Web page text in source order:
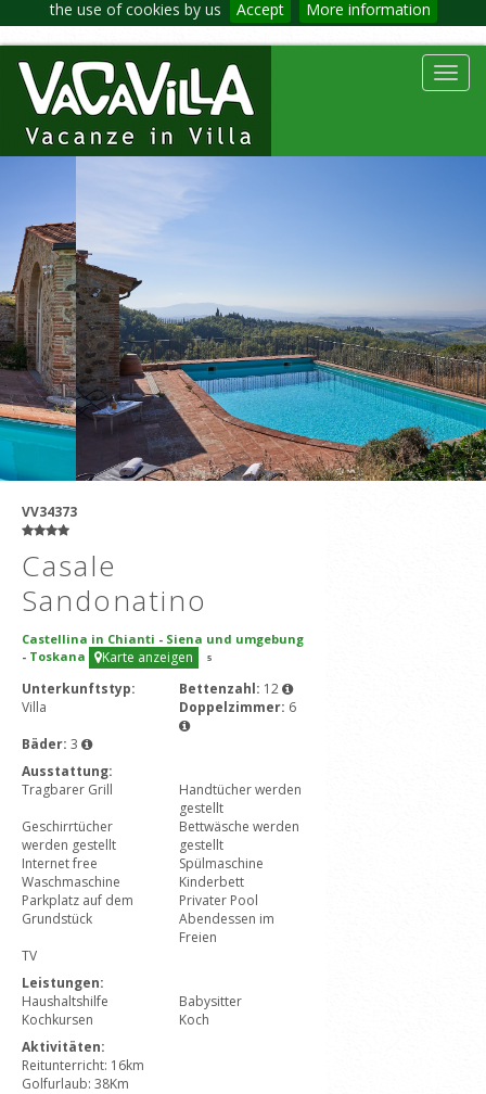
the use of cookies by us Accept More information
VV34373
Casale
Sandonatino
Castellina in Chianti - Siena und umgebung
- Toskana Karte anzeigen 5
Unterkunftstyp:
Villa
Bettenzahl: 12
Doppelzimmer: 6
Bäder: 3
Ausstattung:
Tragbarer Grill
Handtücher werden
gestellt
Geschirrtücher
werden gestellt
Bettwäsche werden
gestellt
Internet free
Spülmaschine
Waschmaschine
Kinderbett
Parkplatz auf dem
Grundstück
Privater Pool
Abendessen im
Freien
TV
Leistungen:
Haushaltshilfe
Babysitter
Kochkursen
Koch
Aktivitäten:
Reitunterricht: 16km
Golfurlaub: 38Km